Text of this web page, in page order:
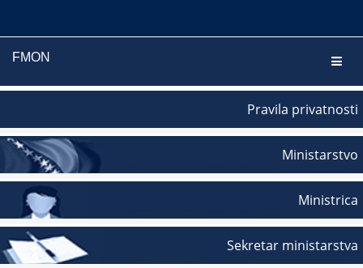
FMON
Pravila privatnosti
Ministarstvo
Ministrica
Sekretar ministarstva